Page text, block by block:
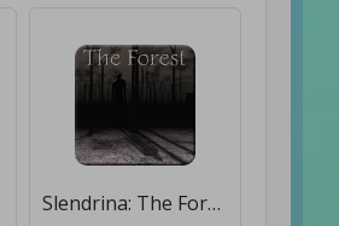
Slendrina: The Forest [Мод меню]